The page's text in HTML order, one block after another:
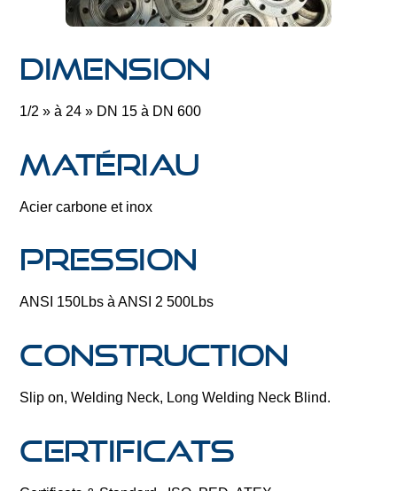
Dimension
1/2 » à 24 » DN 15 à DN 600
Matériau
Acier carbone et inox
Pression
ANSI 150Lbs à ANSI 2 500Lbs
Construction
Slip on, Welding Neck, Long Welding Neck Blind.
Certificats